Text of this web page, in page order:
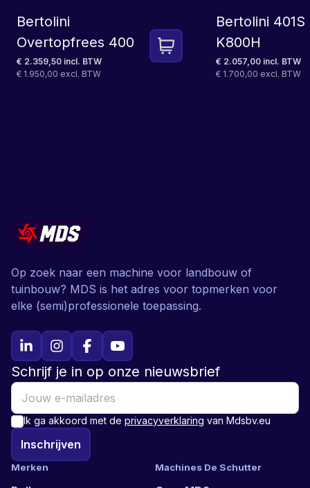
Bertolini
Overtopfrees 400
€ 2.359,50 incl. BTW
€ 1.950,00 excl. BTW
Bertolini 401S
K800H
€ 2.057,00 incl. BTW
€ 1.700,00 excl. BTW
Op zoek naar een machine voor landbouw of
tuinbouw? MDS is het adres voor topmerken voor
elke (semi)professionele toepassing.
Merken Machines De Schutter
Schrijf je in op onze nieuwsbrief
Ik ga akkoord met de privacyverklaring van Mdsbv.eu
Inschrijven